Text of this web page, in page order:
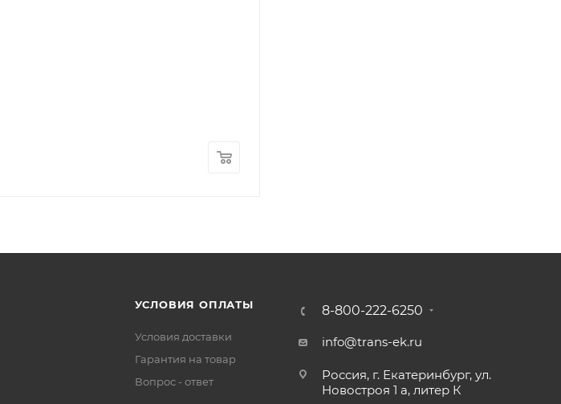
УСЛОВИЯ ОПЛАТЫ
Условия доставки
Гарантия на товар
Вопрос - ответ
8-800-222-6250
info@trans-ek.ru
Россия, г. Екатеринбург, ул.
Новостроя 1 а, литер К